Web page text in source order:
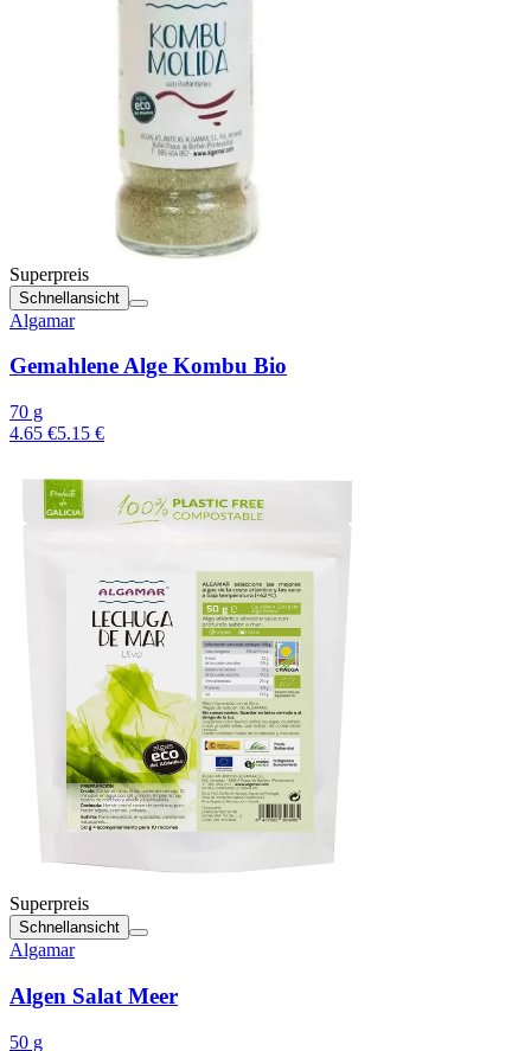
Superpreis
Schnellansicht
Algamar
Gemahlene Alge Kombu Bio
70 g
4.65 €5.15 €
Superpreis
Schnellansicht
Algamar
Algen Salat Meer
50 g